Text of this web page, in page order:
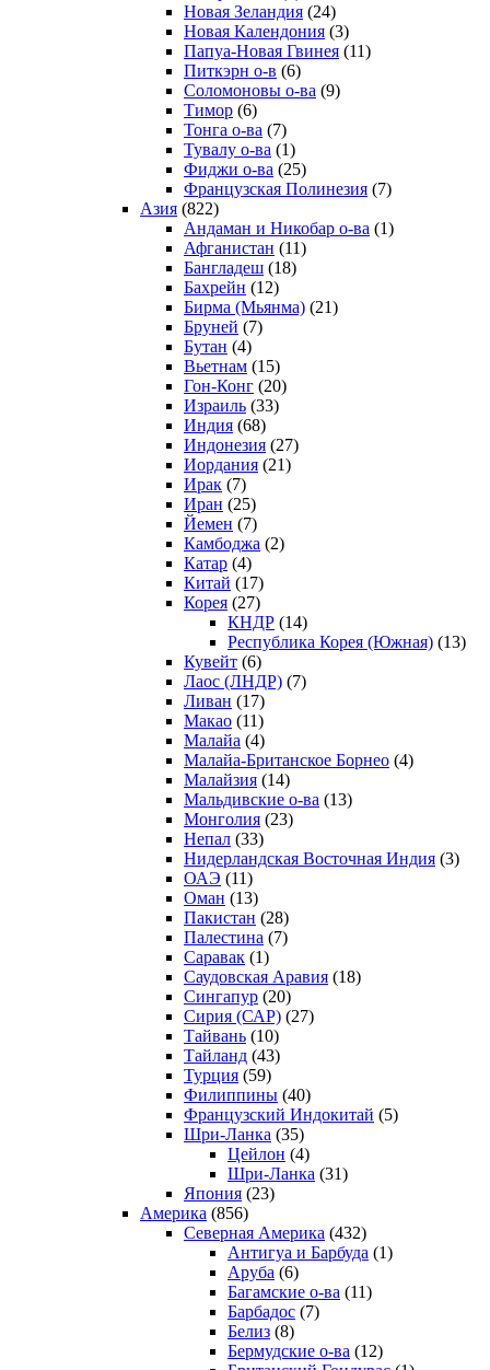
Новая Зеландия (24)
Новая Календония (3)
Папуа-Новая Гвинея (11)
Питкэрн о-в (6)
Соломоновы о-ва (9)
Тимор (6)
Тонга о-ва (7)
Тувалу о-ва (1)
Фиджи о-ва (25)
Французская Полинезия (7)
Азия (822)
Андаман и Никобар о-ва (1)
Афганистан (11)
Бангладеш (18)
Бахрейн (12)
Бирма (Мьянма) (21)
Бруней (7)
Бутан (4)
Вьетнам (15)
Гон-Конг (20)
Израиль (33)
Индия (68)
Индонезия (27)
Иордания (21)
Ирак (7)
Иран (25)
Йемен (7)
Камбоджа (2)
Катар (4)
Китай (17)
Корея (27)
КНДР (14)
Республика Корея (Южная) (13)
Кувейт (6)
Лаос (ЛНДР) (7)
Ливан (17)
Макао (11)
Малайа (4)
Малайа-Британское Борнео (4)
Малайзия (14)
Мальдивские о-ва (13)
Монголия (23)
Непал (33)
Нидерландская Восточная Индия (3)
ОАЭ (11)
Оман (13)
Пакистан (28)
Палестина (7)
Саравак (1)
Саудовская Аравия (18)
Сингапур (20)
Сирия (САР) (27)
Тайвань (10)
Тайланд (43)
Турция (59)
Филиппины (40)
Французский Индокитай (5)
Шри-Ланка (35)
Цейлон (4)
Шри-Ланка (31)
Япония (23)
Америка (856)
Северная Америка (432)
Антигуа и Барбуда (1)
Аруба (6)
Багамские о-ва (11)
Барбадос (7)
Белиз (8)
Бермудские о-ва (12)